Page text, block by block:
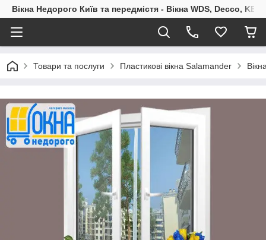
Вікна Недорого Київ та передмістя - Вікна WDS, Decco,
Товари та послуги Пластикові вікна Salamander